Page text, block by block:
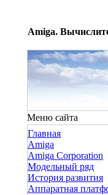
Amiga.
Меню сайта
Главная
Amiga
Amiga Corporation
Модельный ряд
История развития
Аппаратная